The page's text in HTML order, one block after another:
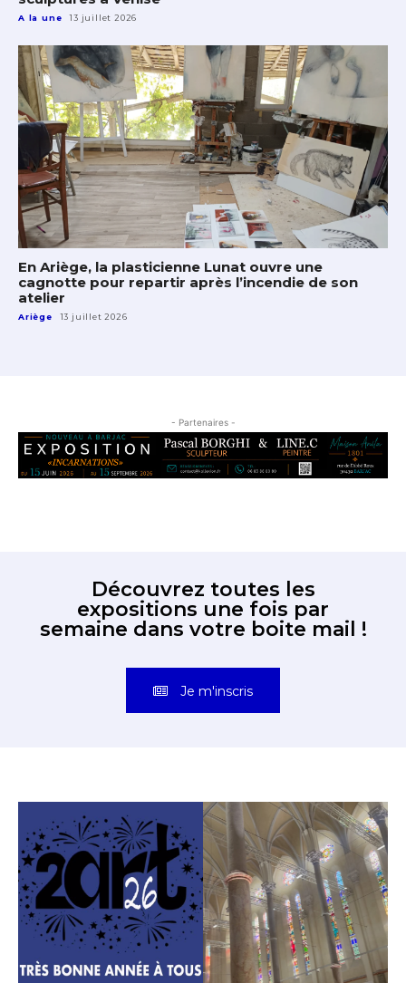
A la une 13 juillet 2026
En Ariège, la plasticienne Lunat ouvre une
cagnotte pour repartir après l’incendie de son
atelier
Ariège 13 juillet 2026
- Partenaires -
Découvrez toutes les
expositions une fois par
semaine dans votre boite mail !
Je m'inscris